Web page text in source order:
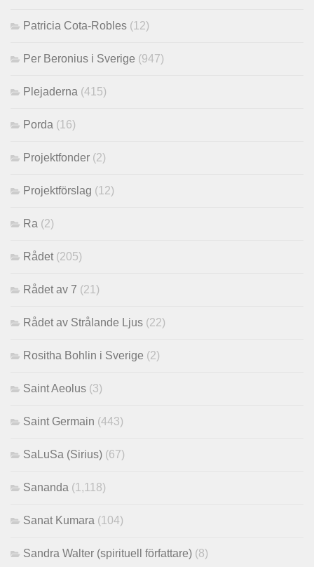
Patricia Cota-Robles (12)
Per Beronius i Sverige (947)
Plejaderna (415)
Porda (16)
Projektfonder (2)
Projektförslag (12)
Ra (2)
Rådet (205)
Rådet av 7 (21)
Rådet av Strålande Ljus (22)
Rositha Bohlin i Sverige (2)
Saint Aeolus (3)
Saint Germain (443)
SaLuSa (Sirius) (67)
Sananda (1,118)
Sanat Kumara (104)
Sandra Walter (spirituell författare) (8)